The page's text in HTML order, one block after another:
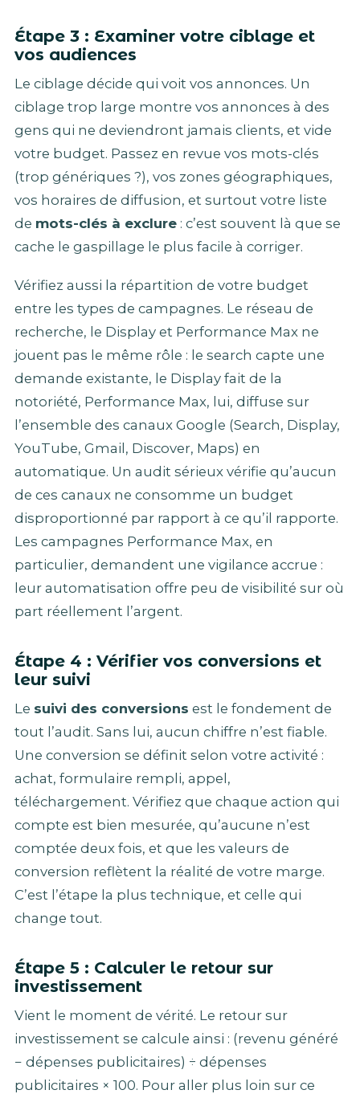
Étape 3 : Examiner votre ciblage et
vos audiences
Le ciblage décide qui voit vos annonces. Un
ciblage trop large montre vos annonces à des
gens qui ne deviendront jamais clients, et vide
votre budget. Passez en revue vos mots-clés
(trop génériques ?), vos zones géographiques,
vos horaires de diffusion, et surtout votre liste
de mots-clés à exclure : c’est souvent là que se
cache le gaspillage le plus facile à corriger.
Vérifiez aussi la répartition de votre budget
entre les types de campagnes. Le réseau de
recherche, le Display et Performance Max ne
jouent pas le même rôle : le search capte une
demande existante, le Display fait de la
notoriété, Performance Max, lui, diffuse sur
l’ensemble des canaux Google (Search, Display,
YouTube, Gmail, Discover, Maps) en
automatique. Un audit sérieux vérifie qu’aucun
de ces canaux ne consomme un budget
disproportionné par rapport à ce qu’il rapporte.
Les campagnes Performance Max, en
particulier, demandent une vigilance accrue :
leur automatisation offre peu de visibilité sur où
part réellement l’argent.
Étape 4 : Vérifier vos conversions et
leur suivi
Le suivi des conversions est le fondement de
tout l’audit. Sans lui, aucun chiffre n’est fiable.
Une conversion se définit selon votre activité :
achat, formulaire rempli, appel,
téléchargement. Vérifiez que chaque action qui
compte est bien mesurée, qu’aucune n’est
comptée deux fois, et que les valeurs de
conversion reflètent la réalité de votre marge.
C’est l’étape la plus technique, et celle qui
change tout.
Étape 5 : Calculer le retour sur
investissement
Vient le moment de vérité. Le retour sur
investissement se calcule ainsi : (revenu généré
− dépenses publicitaires) ÷ dépenses
publicitaires × 100. Pour aller plus loin sur ce